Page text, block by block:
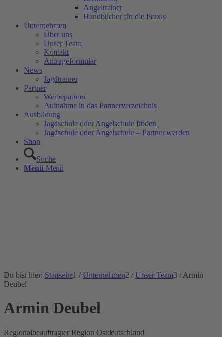
Angeltrainer
Handbücher für die Praxis
Unternehmen
Über uns
Unser Team
Kontakt
Anfrageformular
News
Jagdtrainer
Partner
Werbepartner
Aufnahme in das Partnerverzeichnis
Ausbildung
Jagdschule oder Angelschule finden
Jagdschule oder Angelschule – Partner werden
Shop
Suche
Menü Menü
Du bist hier: Startseite1 / Unternehmen2 / Unser Team3 / Armin
Deubel
Armin Deubel
Regionalbeauftragter Region Ostdeutschland